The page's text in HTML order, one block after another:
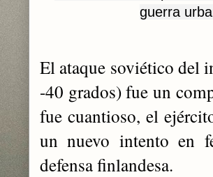
guerra
El ataque soviético del
-40 grados) fue un
fue cuantioso, el
un nuevo intento en
defensa finlandesa.